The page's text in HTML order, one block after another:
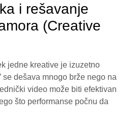
i rešavanje
(Creative
jedne kreative je izuzetno
se dešava mnogo brže nego na
video može biti efektivan
što performanse počnu da